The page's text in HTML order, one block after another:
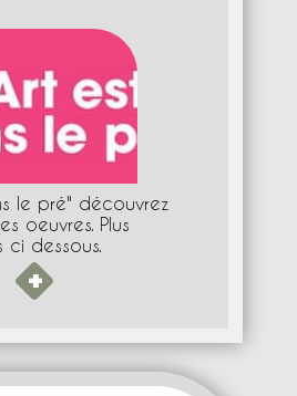
le pré" découvrez
oeuvres. Plus
ci dessous.
+